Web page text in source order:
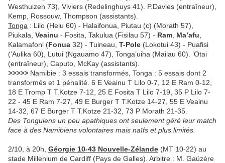
Westhuizen 73), Viviers (Redelinghuys 41). P.Davies (entraîneur),
Kemp, Rossouw, Thompson (assistants).
Tonga : Lilo (Helu 60) - Halaifonua, Piutau (c) (Morath 57),
Piukala, Veainu - Fosita, Takulua (Fisilau 57) - Ram Ma’afu
Kalamafoni (Fonua 32) - Tuineau, T-Pole (Lokotui 43) - Puafisi
(’Aulika 60), Lutui (Ngauamo 47), Tonga’uiha (Mailau 60). ’Otai
(entraîneur), Caputo, McKay (assistants).
>>>>> Namibie : 3 essais transformés, Tonga : 5 essais dont 2
transformés et 1 pénalité. 6 E Veainu T Lilo 0-7, 12 E Ram 0-12,
18 E Tromp T T.Kotze 7-12, 25 E Fosita T Lilo 7-19, 35 P Lilo 7-
22 - 45 E Ram 7-27, 49 E Burger T T.Kotze 14-27, 55 E Veainu
14-32, 67 E Burger T T.Kotze 21-32, 73 P Morath 21-35.
Des Tonguiens un peu apathiques ont seulement géré leur match
face à des Namibiens volontaires mais naïfs et plus limités.
2/10, à 20h, Géorgie 10-43 Nouvelle-Zélande (MT 10-22) au
stade Millenium de Cardiff (Pays de Galles). Arbitre : M. Gaüzère